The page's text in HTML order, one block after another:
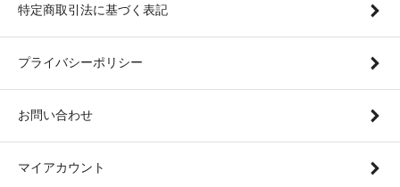
特定商取引法に基づく表記
プライバシーポリシー
お問い合わせ
マイアカウント